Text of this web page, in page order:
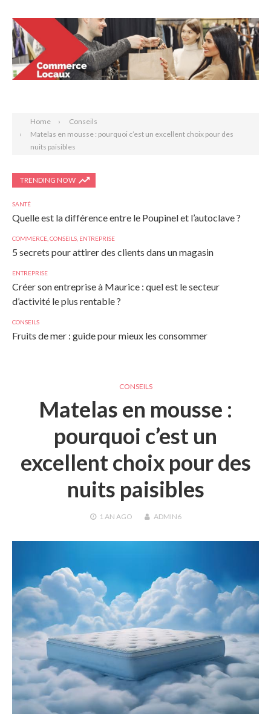
Home
Conseils
Matelas en mousse : pourquoi c’est un excellent choix pour des
nuits paisibles
TRENDING NOW
SANTÉ
Quelle est la différence entre le Poupinel et l’autoclave ?
COMMERCE CONSEILS ENTREPRISE
5 secrets pour attirer des clients dans un magasin
ENTREPRISE
Créer son entreprise à Maurice : quel est le secteur
d’activité le plus rentable ?
CONSEILS
Fruits de mer : guide pour mieux les consommer
CONSEILS
Matelas en mousse :
pourquoi c’est un
excellent choix pour des
nuits paisibles
1 AN AGO ADMIN6